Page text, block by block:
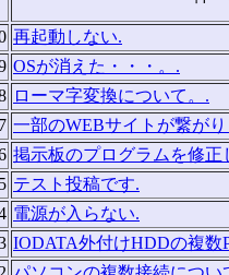
再起動しない.
OSが消えた・・・。.
ローマ字変換について。.
一部のWEBサイトが繋が
掲示板のプログラムを修
テスト投稿です.
電源が入らない.
IODATA外付けHDDの複数